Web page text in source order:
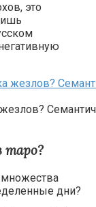
это
жезлов?
таро?
дни?